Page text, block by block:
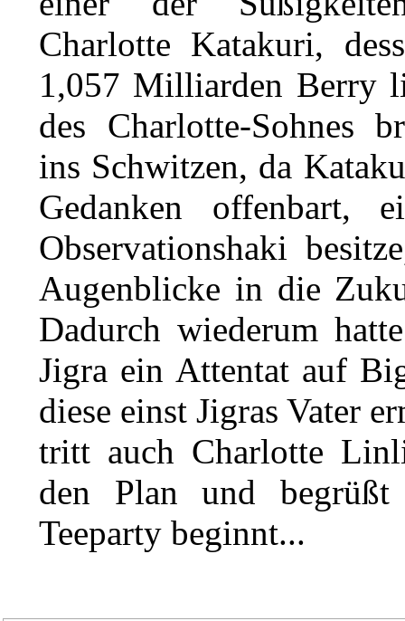
Charlotte Katakuri,
1,057 Milliarden Berry
des Charlotte-Sohnes
ins Schwitzen, da
Gedanken offenbart,
Observationshaki
Augenblicke in die
Dadurch wiederum
Jigra ein Attentat auf
diese einst Jigras Vater
tritt auch Charlotte
den Plan und
Teeparty beginnt...